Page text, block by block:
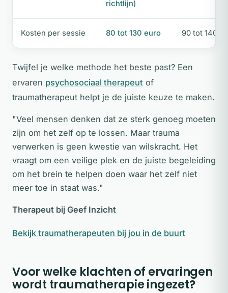
richtlijn)
Kosten per sessie 80 tot 130 euro 90 tot 140
Twijfel je welke methode het beste past? Een
ervaren psychosociaal therapeut of
traumatherapeut helpt je de juiste keuze te maken.
"Veel mensen denken dat ze sterk genoeg moeten
zijn om het zelf op te lossen. Maar trauma
verwerken is geen kwestie van wilskracht. Het
vraagt om een veilige plek en de juiste begeleiding
om het brein te helpen doen waar het zelf niet
meer toe in staat was."
Therapeut bij Geef Inzicht
Bekijk traumatherapeuten bij jou in de buurt
Voor welke klachten of ervaringen
wordt traumatherapie ingezet?